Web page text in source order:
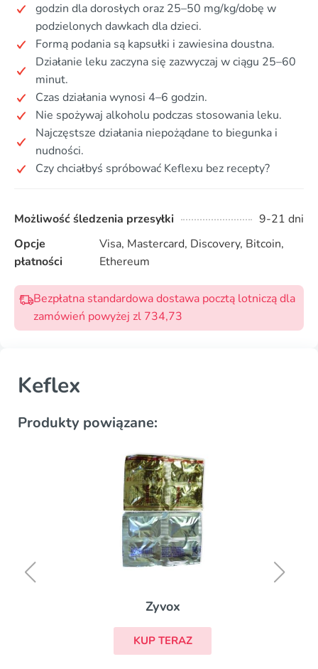
godzin dla dorosłych oraz 25–50 mg/kg/dobę w
podzielonych dawkach dla dzieci.
Formą podania są kapsułki i zawiesina doustna.
Działanie leku zaczyna się zazwyczaj w ciągu 25–60
minut.
Czas działania wynosi 4–6 godzin.
Nie spożywaj alkoholu podczas stosowania leku.
Najczęstsze działania niepożądane to biegunka i
nudności.
Czy chciałbyś spróbować Keflexu bez recepty?
Możliwość śledzenia przesyłki
9-21 dni
Opcje
płatności
Visa, Mastercard, Discovery, Bitcoin,
Ethereum
Bezpłatna standardowa dostawa pocztą lotniczą dla
zamówień powyżej zl 734,73
Keflex
Produkty powiązane:
Zyvox
KUP TERAZ